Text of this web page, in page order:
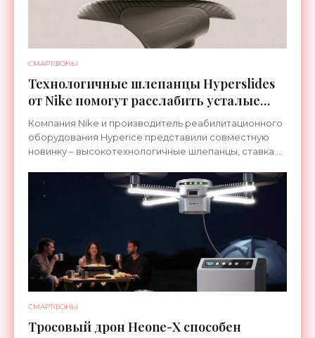
СМАРТФОНЫ
Технологичные шлепанцы Hyperslides
от Nike помогут расслабить усталые
ноги после тренировки - «Гаджеты»
Компания Nike и производитель реабилитационного
оборудования Hyperice представили совместную
новинку – высокотехнологичные шлепанцы, ставка в
СМАРТФОНЫ
Тросовый дрон Heone-X способен